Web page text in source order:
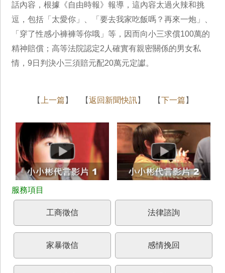
話內容，根據《自由時報》報導，這內容太過火辣和挑
逗，包括「太愛你」、「要去我家吃飯嗎？再來一炮」、
「穿了性感小褲褲等你哦」等，因而向小三求償100萬的
精神賠償；高等法院認定2人確實有親密關係的男女私
情，9日判決小三須賠元配20萬元定讞。
【 上一篇 】 【返回新聞快訊】 【下一篇 】
工商徵信 法律諮詢
家暴徵信 感情挽回